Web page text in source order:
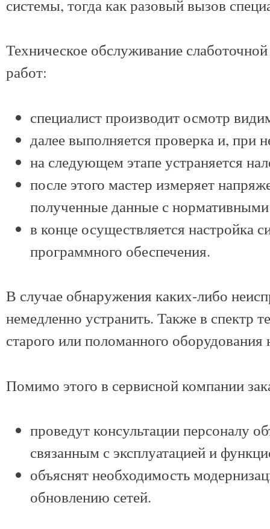
системы, тогда как разовый вызов
Техническое обслуживание
работ:
специалист производит осмотр
далее выполняется проверка и, при
на следующем этапе устраняется
после этого мастер измеряет
полученные данные с нормативными
в конце осуществляется настройка
программного обеспечения.
В случае обнаружения каких-либо
немедленно устранить. Также в спектр
старого или поломанного оборудования
Помимо этого в сервисной компании
проведут консультации персоналу
связанным с эксплуатацией и
объяснят необходимость
обновлению сетей.